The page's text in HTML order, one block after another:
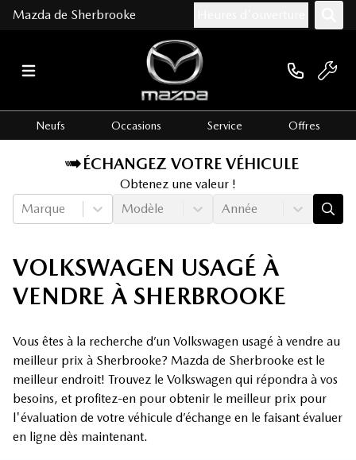
Mazda de Sherbrooke
Neufs Occasions Service Offres
ÉCHANGEZ VOTRE VÉHICULE
Obtenez une valeur !
Marque
Modèle Année
VOLKSWAGEN USAGÉ À
VENDRE À SHERBROOKE
Vous êtes à la recherche d’un Volkswagen usagé à vendre au
meilleur prix à Sherbrooke? Mazda de Sherbrooke est le
meilleur endroit! Trouvez le Volkswagen qui répondra à vos
besoins, et profitez-en pour obtenir le meilleur prix pour
l'évaluation de votre véhicule d’échange en le faisant évaluer
en ligne dès maintenant.